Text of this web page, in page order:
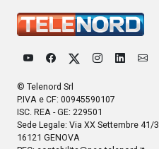
© Telenord Srl
P.IVA e CF: 00945590107
ISC. REA - GE: 229501
Sede Legale: Via XX Settembre 41/3
16121 GENOVA